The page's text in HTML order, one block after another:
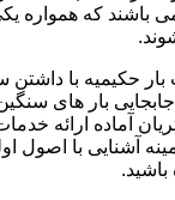
باشند که همواره
بار حکیمیه با
بار های
آماده ارائه
آشنایی با اصول
باشید.